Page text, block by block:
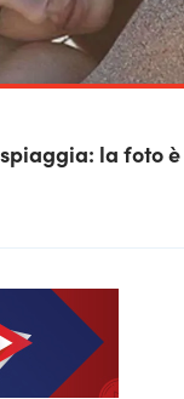
la foto